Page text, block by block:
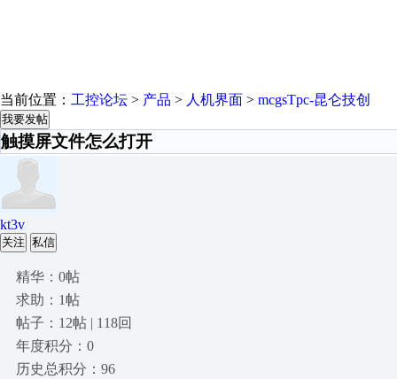
当前位置： 工控论坛 > 产品 > 人机界面 > mcgsTpc-昆仑技创
我要发帖
触摸屏文件怎么打开
kt3v
关注 私信
精华：0帖
求助：1帖
帖子：12帖 | 118回
年度积分：0
历史总积分：96